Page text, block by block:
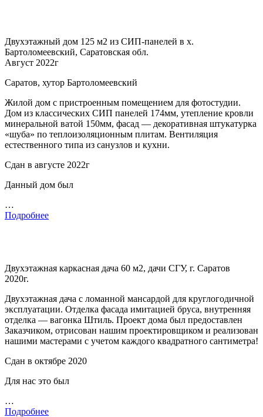
Двухэтажный дом 125 м2 из СИП-панелей в х.
Бартоломеевский, Саратовская обл.
Август 2022г
Саратов, хутор Бартоломеевский
Жилой дом с пристроенным помещением для фотостудии.
Дом из классических СИП панелей 174мм, утепление кровли
минеральной ватой 150мм, фасад — декоративная штукатурка
«шуба» по теплоизоляционным плитам. Вентиляция
естественного типа из санузлов и кухни.
Сдан в августе 2022г
Данный дом был
…
Подробнее
Двухэтажная каркасная дача 60 м2, дачи СГУ, г. Саратов
2020г.
Двухэтажная дача с ломанной мансардой для круглогодичной
эксплуатации. Отделка фасада имитацией бруса, внутренняя
отделка — вагонка Штиль. Проект дома был предоставлен
Заказчиком, отрисован нашим проектировщиком и реализован
нашими мастерами с учетом каждого квадратного сантиметра!
Сдан в октябре 2020
Для нас это был
…
Подробнее